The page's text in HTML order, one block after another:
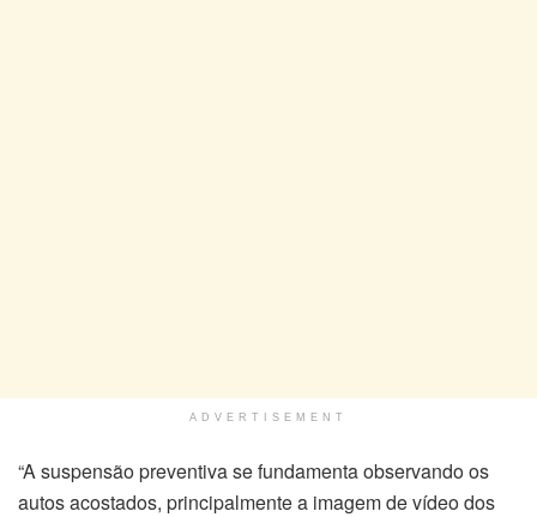
ADVERTISEMENT
“A suspensão preventiva se fundamenta observando os
autos acostados, principalmente a imagem de vídeo dos